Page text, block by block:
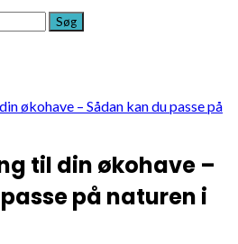
økohave – Sådan kan du passe på
til din økohave –
på naturen i